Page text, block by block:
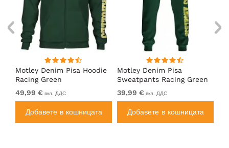
Motley Denim Pisa Hoodie
Racing Green
49,99 € вкл. ДДС
Добавете в кошницата
Motley Denim Pisa
Sweatpants Racing Green
39,99 € вкл. ДДС
Добавете в кошницата